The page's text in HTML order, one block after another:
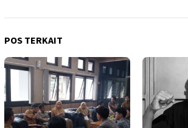
POS TERKAIT